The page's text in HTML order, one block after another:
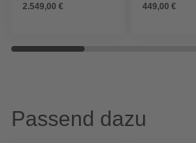
2.549,00 €
449,00 €
Passend dazu